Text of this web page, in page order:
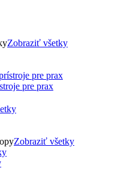
Zobraziť všetky
pre prax
Zobraziť všetky